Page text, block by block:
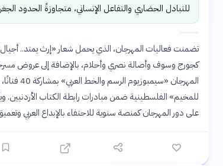
للتبادل الحضاري والتفاعل الإنساني، متجاوزةً الحدود
تضمنت فعاليات المهرجان، الذي يحمل شعار «إرث يمتد.. أجيال
كجورج وسوف وأصالة نصري وأحلام، بالإضافة إلى عروض
المهرجان
للمخيم» الفلسطينية ضمن مبادرات رابطة الكتاب الأردنيين.
على دور المهرجان كمنصة سنوية للاحتفاء بالإبداع العربي